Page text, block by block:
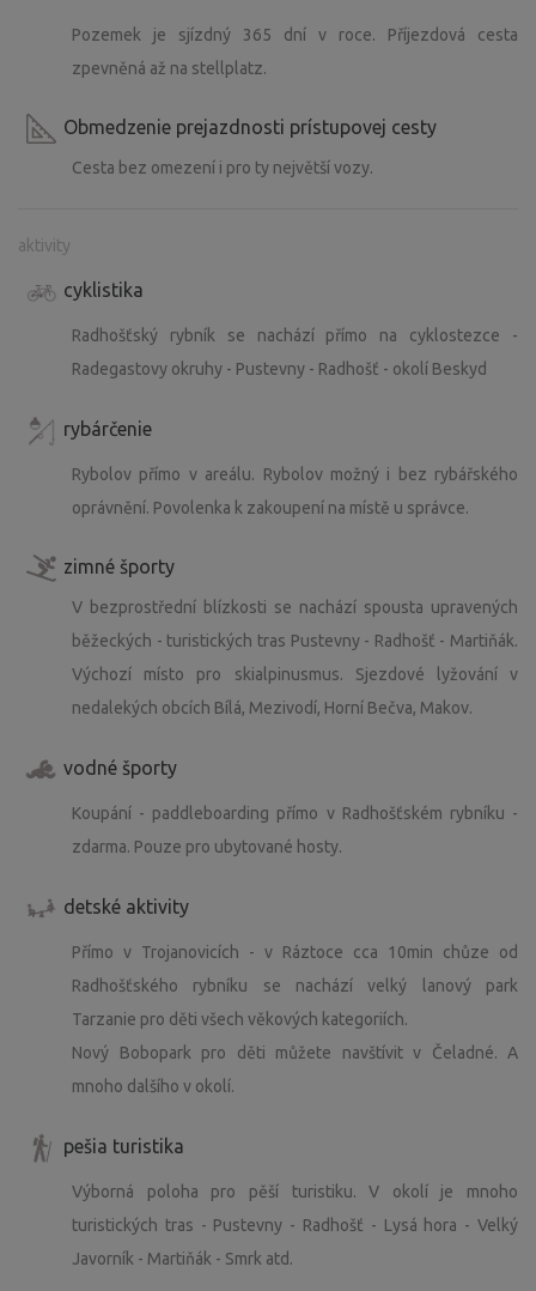
Pozemek je sjízdný 365 dní v roce. Příjezdová cesta
zpevněná až na stellplatz.
Obmedzenie prejazdnosti prístupovej cesty
Cesta bez omezení i pro ty největší vozy.
aktivity
cyklistika
Radhošťský rybník se nachází přímo na cyklostezce -
Radegastovy okruhy - Pustevny - Radhošť - okolí Beskyd
rybárčenie
Rybolov přímo v areálu. Rybolov možný i bez rybářského
oprávnění. Povolenka k zakoupení na místě u správce.
zimné športy
V bezprostřední blízkosti se nachází spousta upravených
běžeckých - turistických tras Pustevny - Radhošť - Martiňák.
Výchozí místo pro skialpinusmus. Sjezdové lyžování v
nedalekých obcích Bílá, Mezivodí, Horní Bečva, Makov.
vodné športy
Koupání - paddleboarding přímo v Radhošťském rybníku -
zdarma. Pouze pro ubytované hosty.
detské aktivity
Přímo v Trojanovicích - v Ráztoce cca 10min chůze od
Radhošťského rybníku se nachází velký lanový park
Tarzanie pro děti všech věkových kategoriích.
Nový Bobopark pro děti můžete navštívit v Čeladné. A
mnoho dalšího v okolí.
pešia turistika
Výborná poloha pro pěší turistiku. V okolí je mnoho
turistických tras - Pustevny - Radhošť - Lysá hora - Velký
Javorník - Martiňák - Smrk atd.